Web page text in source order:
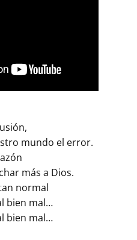
mundo el error.
más a Dios.
normal
bien mal…
bien mal…